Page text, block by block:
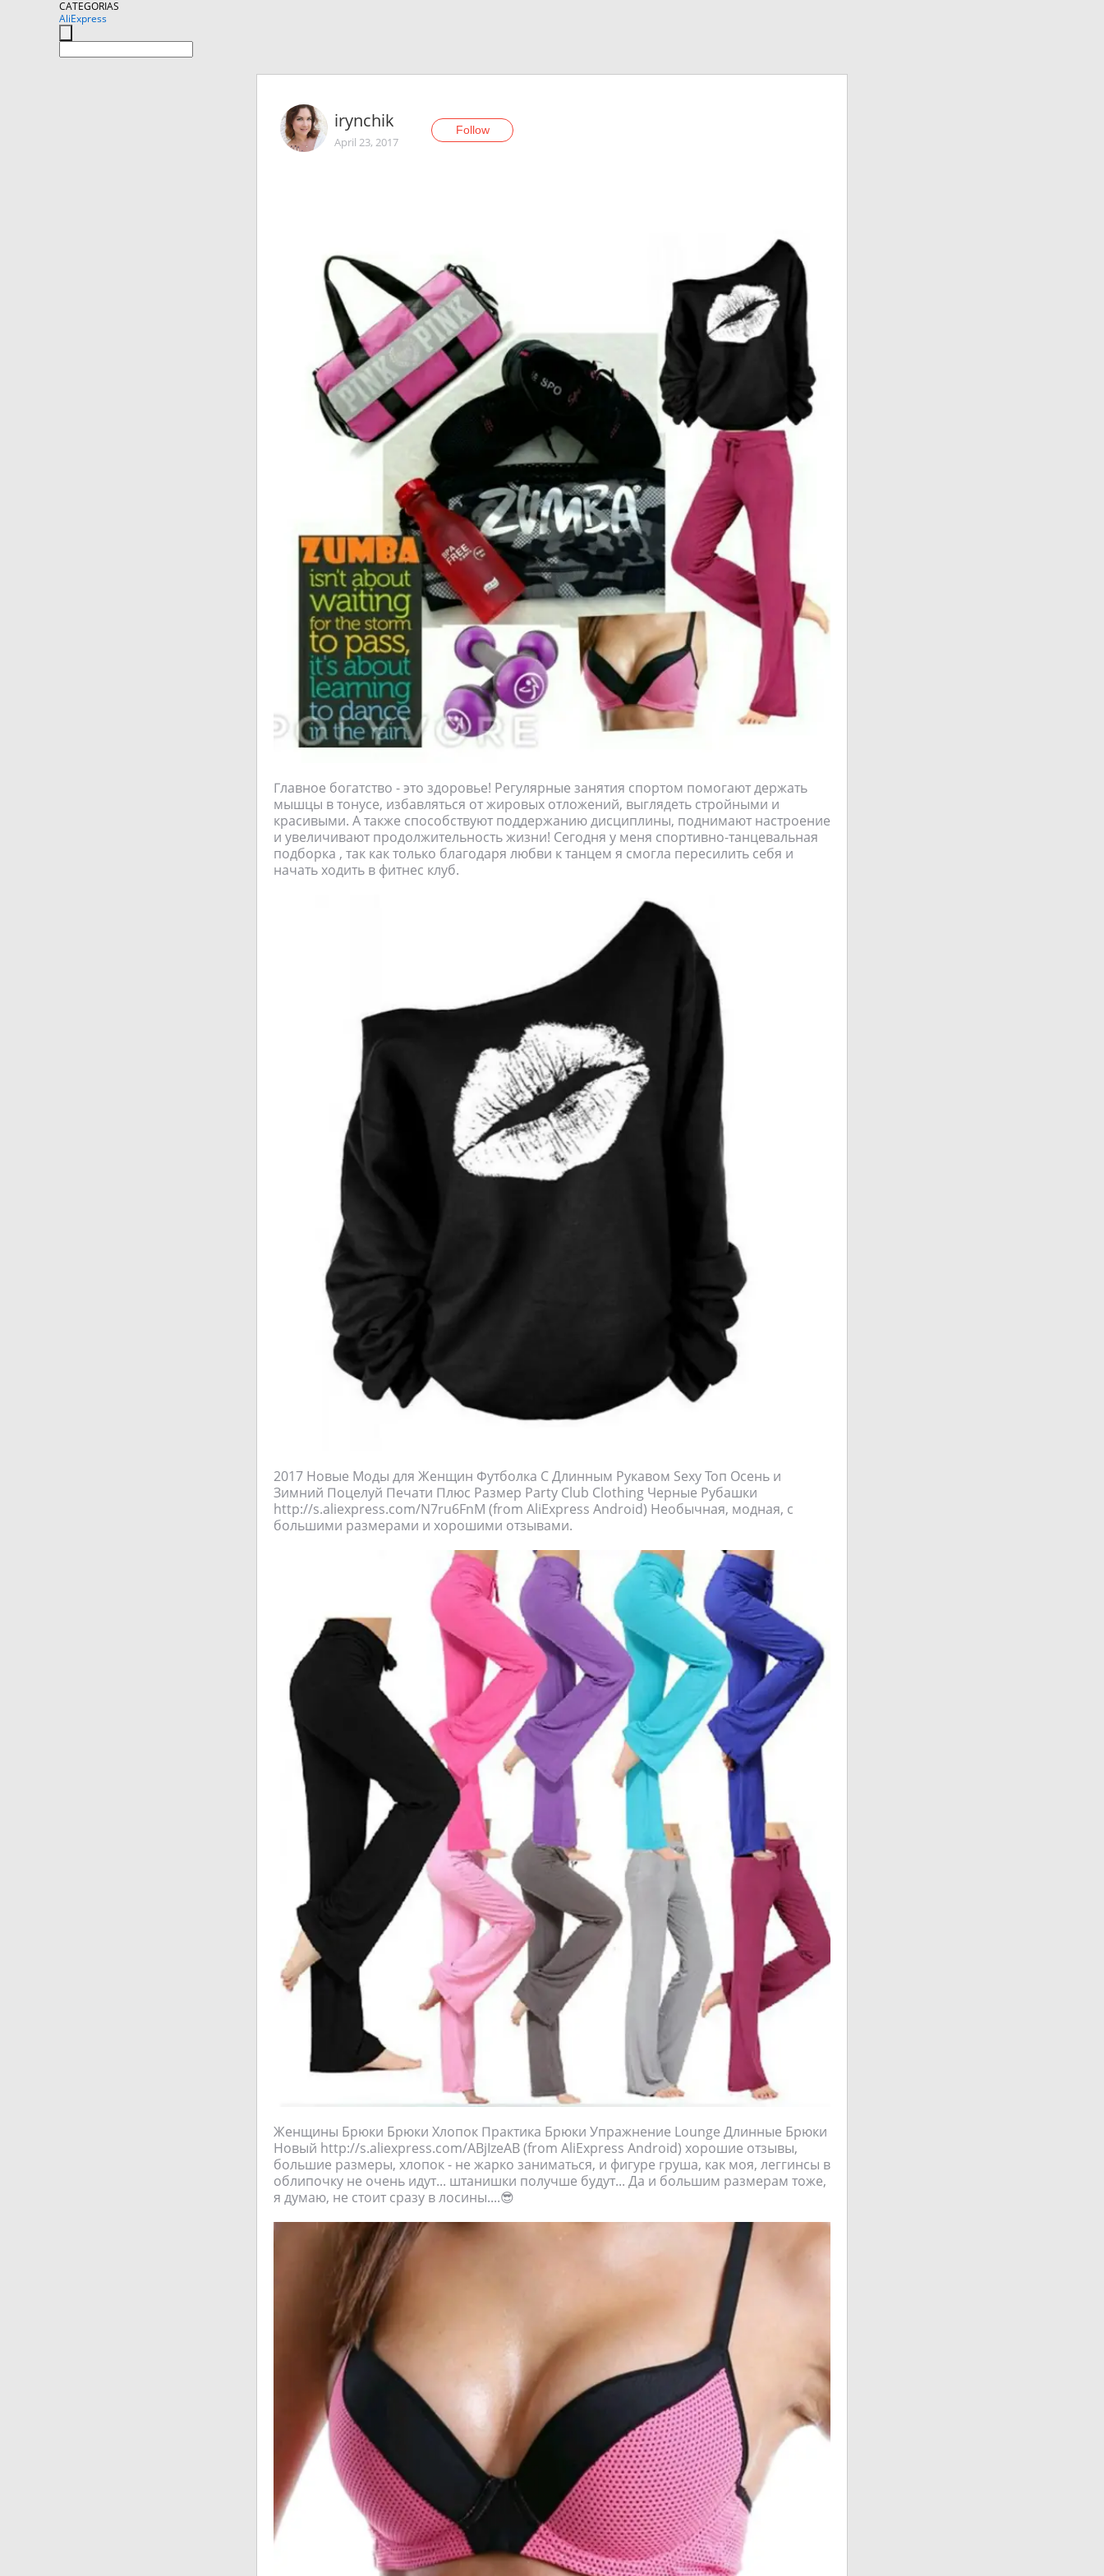
CATEGORIAS
AliExpress
irynchik
April 23, 2017
Follow
Главное богатство - это здоровье! Регулярные занятия спортом помогают держать
мышцы в тонусе, избавляться от жировых отложений, выглядеть стройными и
красивыми. А также способствуют поддержанию дисциплины, поднимают настроение
и увеличивают продолжительность жизни! Сегодня у меня спортивно-танцевальная
подборка , так как только благодаря любви к танцем я смогла пересилить себя и
начать ходить в фитнес клуб.
2017 Новые Моды для Женщин Футболка С Длинным Рукавом Sexy Топ Осень и
Зимний Поцелуй Печати Плюс Размер Party Club Clothing Черные Рубашки
http://s.aliexpress.com/N7ru6FnM (from AliExpress Android) Необычная, модная, с
большими размерами и хорошими отзывами.
Женщины Брюки Брюки Хлопок Практика Брюки Упражнение Lounge Длинные Брюки
Новый http://s.aliexpress.com/ABjIzeAB (from AliExpress Android) хорошие отзывы,
большие размеры, хлопок - не жарко заниматься, и фигуре груша, как моя, леггинсы в
облипочку не очень идут... штанишки получше будут... Да и большим размерам тоже,
я думаю, не стоит сразу в лосины....😎